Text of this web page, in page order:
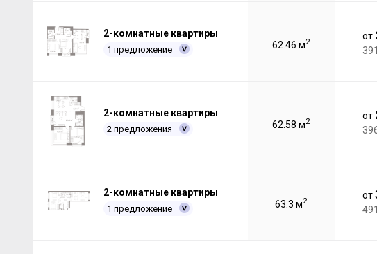
2-комнатные квартиры
1 предложение 62.46 м2
от
2-комнатные квартиры
2 предложения 62.58 м2
от
2-комнатные квартиры
1 предложение 63.3 м2
от